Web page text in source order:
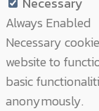
Always Enabled
Necessary
website to
basic
anonymously.